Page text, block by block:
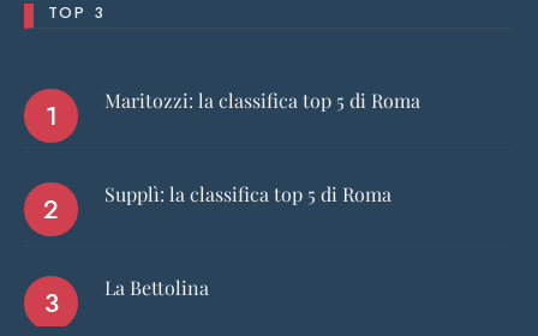
TOP 3
Maritozzi: la classifica top 5 di Roma
Supplì: la classifica top 5 di Roma
La Bettolina